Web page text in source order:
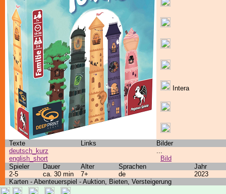
Intera
Texte Links
Bilder
deutsch_kurz
english_short
...
Bild
Spieler
Dauer Alter Sprachen
Jahr
2-5
ca. 30 min 7+ de
2023
Karten - Abenteuerspiel - Auktion, Bieten, Versteigerung